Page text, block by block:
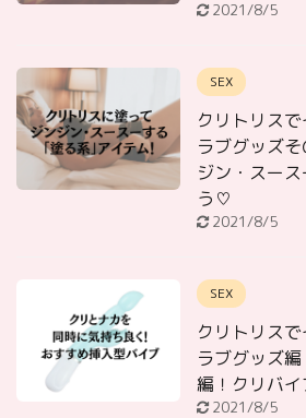
2021/8/5
SEX
クリトリス
ラブグッズ
ジン・スー
う♡
2021/8/5
SEX
クリトリス
ラブグッズ編
編！クリバイ
2021/8/5